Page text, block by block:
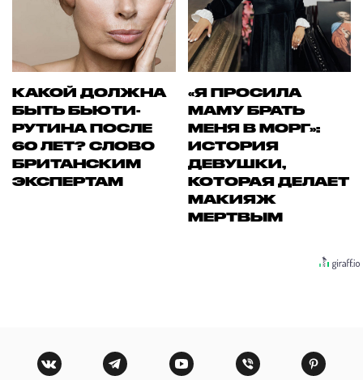
КАКОЙ ДОЛЖНА
БЫТЬ БЬЮТИ-
РУТИНА ПОСЛЕ
60 ЛЕТ? СЛОВО
БРИТАНСКИМ
ЭКСПЕРТАМ
«Я ПРОСИЛА
МАМУ БРАТЬ
МЕНЯ В МОРГ»:
ИСТОРИЯ
ДЕВУШКИ,
КОТОРАЯ ДЕЛАЕТ
МАКИЯЖ
МЕРТВЫМ